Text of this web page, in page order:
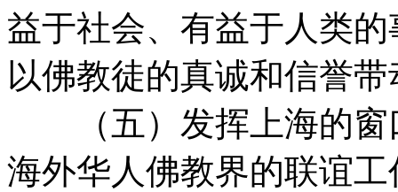
益于社会、有益于人类
以佛教徒的真诚和信誉
（五）发挥上海的窗
海外华人佛教界的联谊